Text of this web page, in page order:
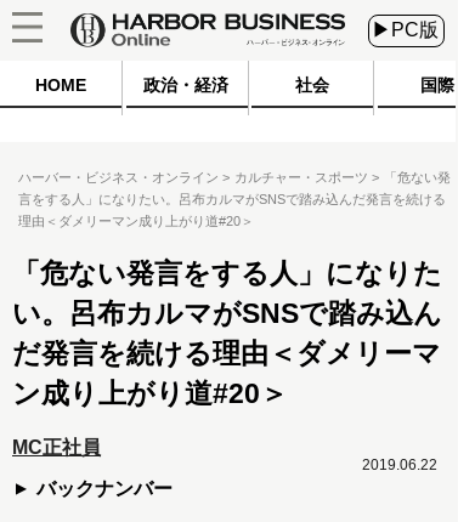
▶PC版
HOME 政治・経済 社会 国際
ハーバー・ビジネス・オンライン カルチャー・スポーツ
「危ない発
言をする人」になりたい。呂布カルマがSNSで踏み込んだ発言を続ける
理由＜ダメリーマン成り上がり道#20＞
「危ない発言をする人」になりた
い。呂布カルマがSNSで踏み込ん
だ発言を続ける理由＜ダメリーマ
ン成り上がり道#20＞
MC正社員
バックナンバー
2019.06.22